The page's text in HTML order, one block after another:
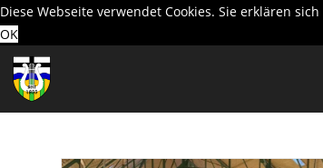
Diese Webseite verwendet Cookies. Sie erklären
OK
Zum
Inhalt
springen